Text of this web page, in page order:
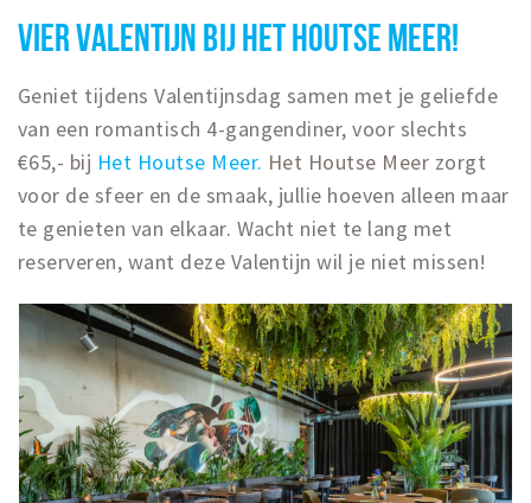
VIER VALENTIJN BIJ HET HOUTSE MEER!
Geniet tijdens Valentijnsdag samen met je geliefde
van een romantisch 4-gangendiner, voor slechts
€65,- bij Het Houtse Meer. Het Houtse Meer zorgt
voor de sfeer en de smaak, jullie hoeven alleen maar
te genieten van elkaar. Wacht niet te lang met
reserveren, want deze Valentijn wil je niet missen!